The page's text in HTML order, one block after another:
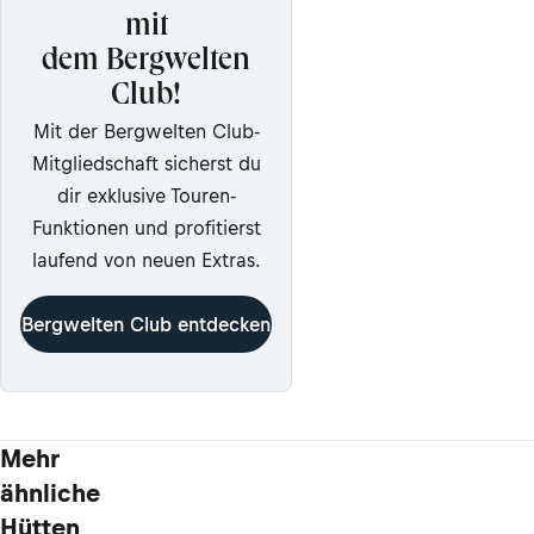
mit
dem Bergwelten
Club!
Mit der Bergwelten Club-
Mitgliedschaft sicherst du
dir exklusive Touren-
Funktionen und profitierst
laufend von neuen Extras.
Bergwelten Club entdecken
Mehr
ähnliche
Hütten